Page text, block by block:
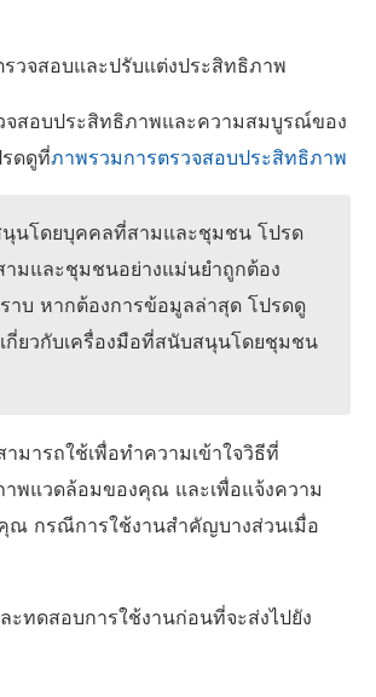
วจสอบและปรับแต่งประสิทธิภาพ
จสอบประสิทธิภาพและความสมบูรณ์ของ
รดดูที่ภาพรวมการตรวจสอบประสิทธิภาพ
นโดยบุคคลที่สามและชุมชน โปรด
ามและชุมชนอย่างแม่นยำถูกต้อง
าบ หากต้องการข้อมูลล่าสุด โปรดดู
กี่ยวกับเครื่องมือที่สนับสนุนโดยชุมชน
ารถใช้เพื่อทำความเข้าใจวิธีที่
พแวดล้อมของคุณ และเพื่อแจ้งความ
ณ กรณีการใช้งานสำคัญบางส่วนเมื่อ
ะทดสอบการใช้งานก่อนที่จะส่งไปยัง